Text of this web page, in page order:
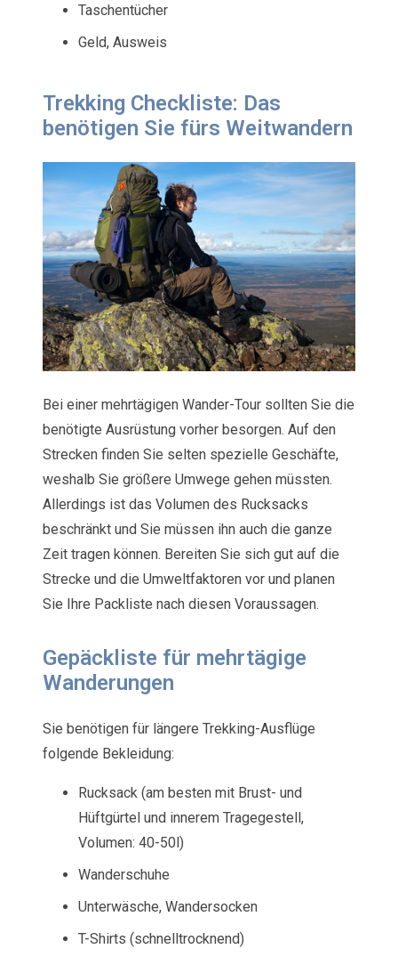
Taschentücher
Geld, Ausweis
Trekking Checkliste: Das
benötigen Sie fürs Weitwandern
Bei einer mehrtägigen Wander-Tour sollten Sie die
benötigte Ausrüstung vorher besorgen. Auf den
Strecken finden Sie selten spezielle Geschäfte,
weshalb Sie größere Umwege gehen müssten.
Allerdings ist das Volumen des Rucksacks
beschränkt und Sie müssen ihn auch die ganze
Zeit tragen können. Bereiten Sie sich gut auf die
Strecke und die Umweltfaktoren vor und planen
Sie Ihre Packliste nach diesen Voraussagen.
Gepäckliste für mehrtägige
Wanderungen
Sie benötigen für längere Trekking-Ausflüge
folgende Bekleidung:
Rucksack (am besten mit Brust- und
Hüftgürtel und innerem Tragegestell,
Volumen: 40-50l)
Wanderschuhe
Unterwäsche, Wandersocken
T-Shirts (schnelltrocknend)